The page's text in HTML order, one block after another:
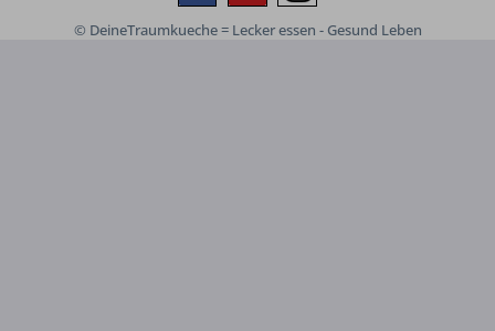
© DeineTraumkueche = Lecker essen - Gesund Leben